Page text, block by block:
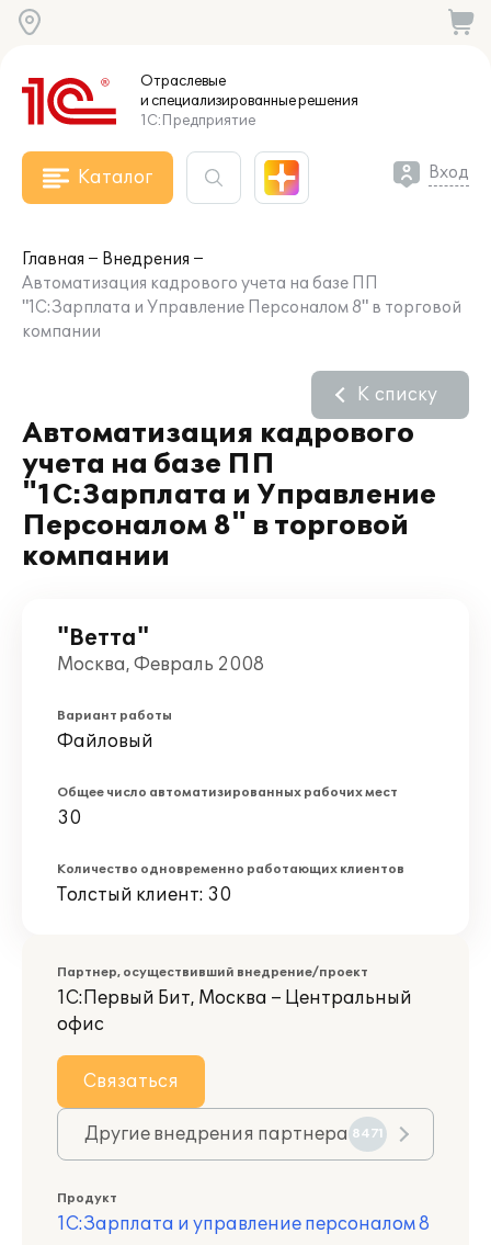
Отраслевые
и специализированныерешения
1С:Предприятие
Каталог Вход
Главная
Внедрения
Автоматизация кадрового учета на базе ПП
"1С:Зарплата и Управление Персоналом 8" в торговой
компании
Автоматизация кадрового
учета на базе ПП
"1С:Зарплата и Управление
Персоналом 8" в торговой
компании
К списку
"Ветта"
Москва, Февраль 2008
Вариант работы
Файловый
Общее число автоматизированных рабочих мест
30
Количество одновременно работающих клиентов
Толстый клиент: 30
Партнер, осуществивший внедрение/проект
1С:Первый Бит, Москва – Центральный
офис
Связаться
Другие внедрения партнера 8471
Продукт
1С:Зарплата и управление персоналом 8